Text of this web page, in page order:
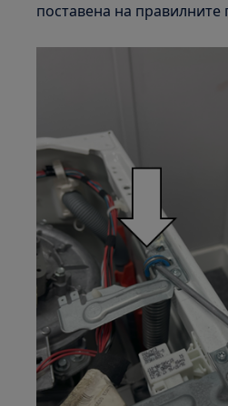
поставена на правилните